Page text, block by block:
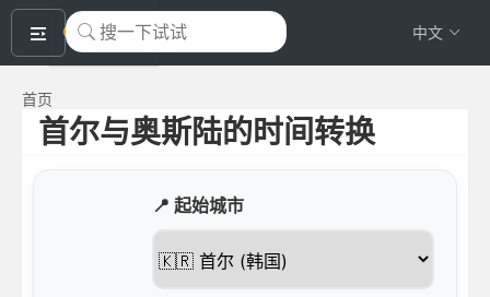
okeyTool 中文
首页
首尔与奥斯陆的时间转换
📍 起始城市